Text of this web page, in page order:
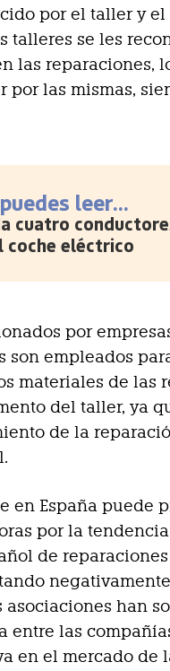
por el taller y el
talleres se les
las reparaciones,
por las mismas,
leer...
cuatro
coche eléctrico
por
son empleados
materiales de las
del taller, ya
de la
en España puede
por la
de
asociaciones han
entre las
en el mercado de